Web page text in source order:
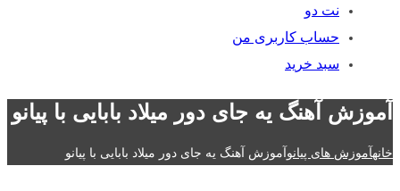
نت دو
حساب کاربری من
سبد خرید
آموزش آهنگ یه جای دور میلاد بابایی با پیانو
خانهآموزش های پیانوآموزش آهنگ یه جای دور میلاد بابایی با پیانو